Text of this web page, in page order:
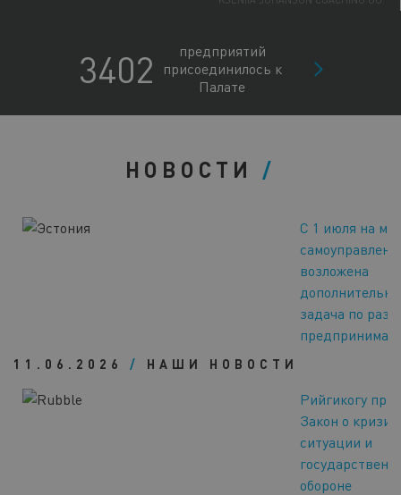
NORDIK WELLNESS OÜ
BOSAGRA OÜ
ANJANAHARA CORPORATION OÜ
NORDLAND TRAVEL OÜ
3402
предприятий
присоединилось к
Палате
НОВОСТИ
С 1 июля на
возложена
задача по
11.06.2026 / НАШИ НОВОСТИ
Рийгикогу
Закон о
ситуации и
обороне